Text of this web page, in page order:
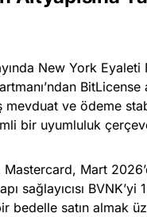
New York Eyaleti
BitLicense
mevduat ve ödeme
bir uyumluluk
Mastercard, Mart
sağlayıcısı BVNK’yi
bedelle satın almak